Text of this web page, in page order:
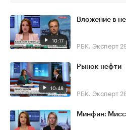
10:17
Вложение в
РБК. Эксперт
10:48
Рынок нефти
РБК. Эксперт
Минфин: